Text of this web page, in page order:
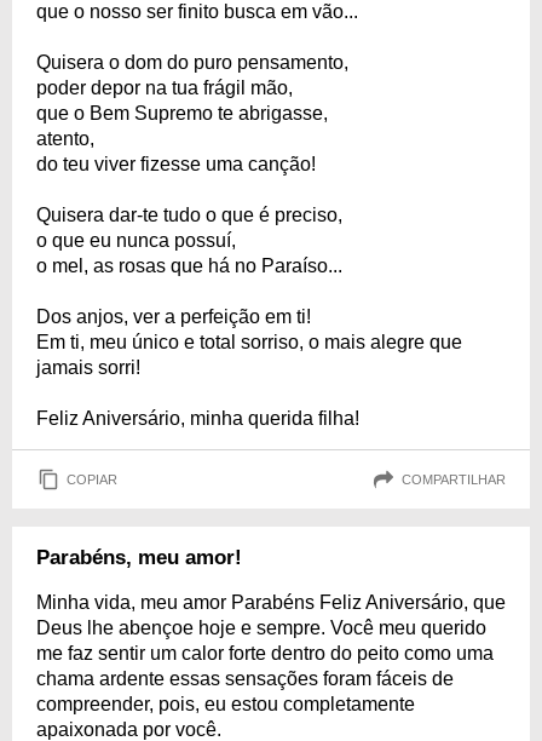
que o nosso ser finito busca em vão...
Quisera o dom do puro pensamento,
poder depor na tua frágil mão,
que o Bem Supremo te abrigasse,
atento,
do teu viver fizesse uma canção!
Quisera dar-te tudo o que é preciso,
o que eu nunca possuí,
o mel, as rosas que há no Paraíso...
Dos anjos, ver a perfeição em ti!
Em ti, meu único e total sorriso, o mais alegre que
jamais sorri!
Feliz Aniversário, minha querida filha!
COPIAR COMPARTILHAR
Parabéns, meu amor!
Minha vida, meu amor Parabéns Feliz Aniversário, que
Deus lhe abençoe hoje e sempre. Você meu querido
me faz sentir um calor forte dentro do peito como uma
chama ardente essas sensações foram fáceis de
compreender, pois, eu estou completamente
apaixonada por você.